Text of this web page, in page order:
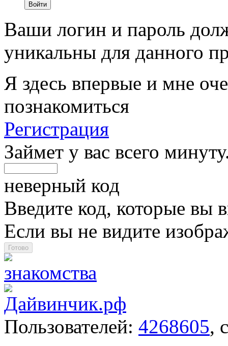
Войти
Ваши логин и пароль
уникальны для данного
Я здесь впервые и мне
познакомиться
Регистрация
Займет у вас всего
неверный код
Введите код, которые вы
Если вы не видите
Пользователей: 4268605,